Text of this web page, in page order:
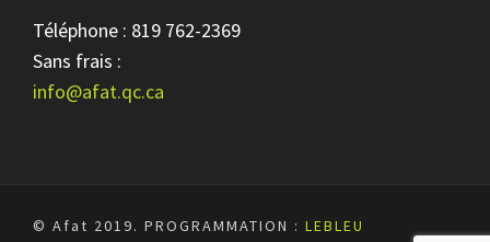
Téléphone : 819 762-2369
Sans frais :
info@afat.qc.ca
© Afat 2019. PROGRAMMATION : LEBLEU